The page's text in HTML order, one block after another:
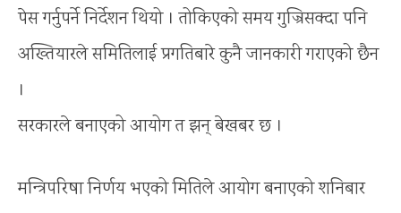
पेस गर्नुपर्ने निर्देशन थियो । तोकिएको समय गुज्रिसक्दा पनि
अख्तियारले समितिलाई प्रगतिबारे कुनै जानकारी गराएको छैन
।
सरकारले बनाएको आयोग त झन् बेखबर छ ।
मन्त्रिपरिषद्मा निर्णय भएको मितिले आयोग बनाएको शनिबार